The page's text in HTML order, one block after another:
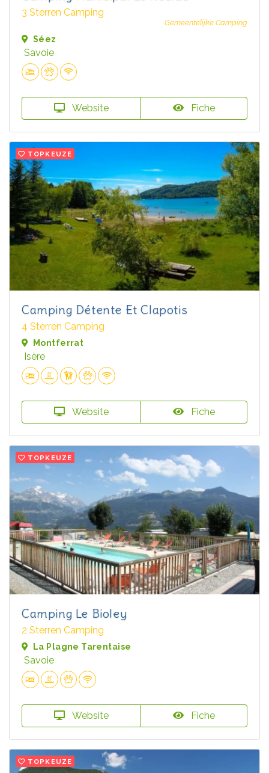
3 Sterren Camping
Gemeentelijke Camping
Séez
Savoie
Website Fiche
TOPKEUZE
Camping Détente Et Clapotis
4 Sterren Camping
Montferrat
Isère
Website Fiche
TOPKEUZE
Camping Le Bioley
2 Sterren Camping
La Plagne Tarentaise
Savoie
Website Fiche
TOPKEUZE